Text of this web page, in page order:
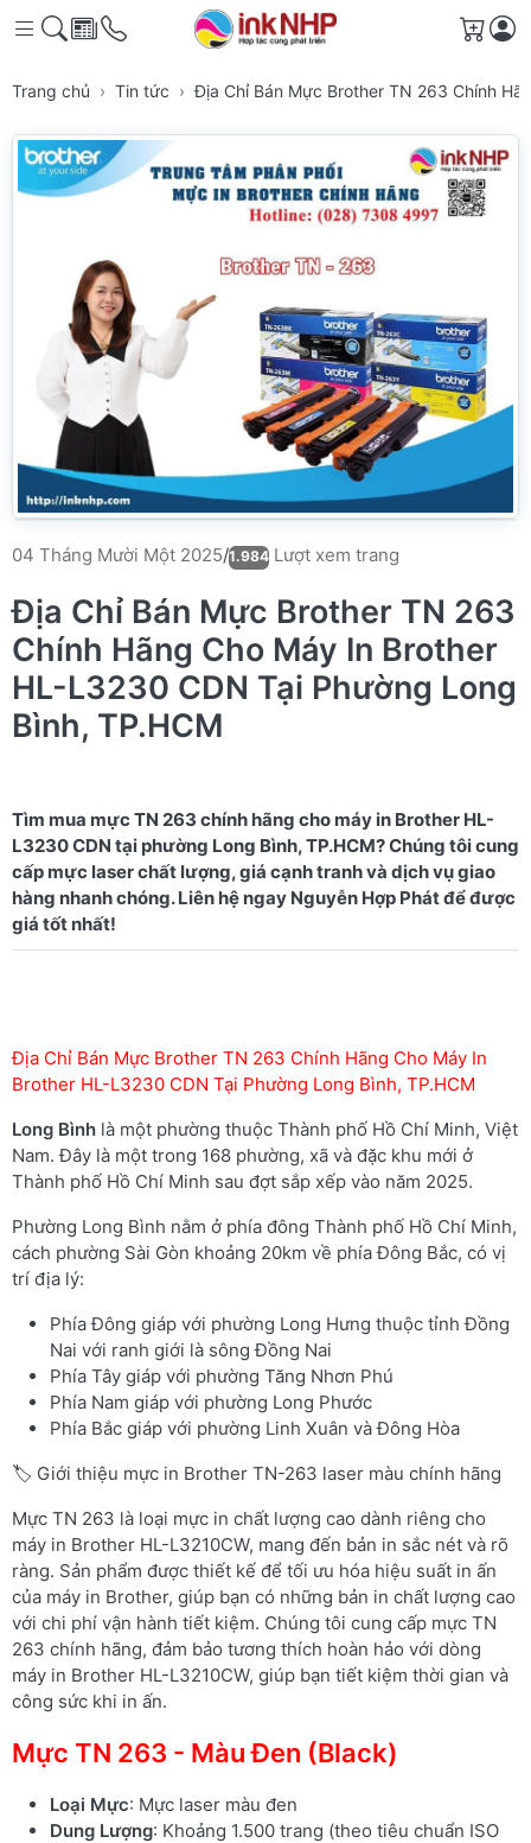
Giỏ
Trang chủ Tin tức Địa Chỉ Bán Mực Brother TN 263 Chính
04 Tháng Mười Một 2025/1.984 Lượt xem trang
Địa Chỉ Bán Mực Brother TN 263
Chính Hãng Cho Máy In Brother
HL-L3230 CDN Tại Phường Long
Bình, TP.HCM
Tìm mua mực TN 263 chính hãng cho máy in Brother HL-
L3230 CDN tại phường Long Bình, TP.HCM? Chúng tôi cung
cấp mực laser chất lượng, giá cạnh tranh và dịch vụ giao
hàng nhanh chóng. Liên hệ ngay Nguyễn Hợp Phát để được
Địa Chỉ Bán Mực Brother TN 263 Chính Hãng Cho Máy In
Brother HL-L3230 CDN Tại Phường Long Bình, TP.HCM
Long Bình là một phường thuộc Thành phố Hồ Chí Minh, Việt
Nam. Đây là một trong 168 phường, xã và đặc khu mới ở
Thành phố Hồ Chí Minh sau đợt sắp xếp vào năm 2025.
Phường Long Bình nằm ở phía đông Thành phố Hồ Chí Minh,
cách phường Sài Gòn khoảng 20km về phía Đông Bắc, có vị
trí địa lý:
Phía Đông giáp với phường Long Hưng thuộc tỉnh Đồng
Nai với ranh giới là sông Đồng Nai
Phía Tây giáp với phường Tăng Nhơn Phú
Phía Nam giáp với phường Long Phước
Phía Bắc giáp với phường Linh Xuân và Đông Hòa
🏷️ Giới thiệu mực in Brother TN-263 laser màu chính hãng
Mực TN 263 là loại mực in chất lượng cao dành riêng cho
máy in Brother HL-L3210CW, mang đến bản in sắc nét và rõ
ràng. Sản phẩm được thiết kế để tối ưu hóa hiệu suất in ấn
của máy in Brother, giúp bạn có những bản in chất lượng cao
với chi phí vận hành tiết kiệm. Chúng tôi cung cấp mực TN
263 chính hãng, đảm bảo tương thích hoàn hảo với dòng
máy in Brother HL-L3210CW, giúp bạn tiết kiệm thời gian và
công sức khi in ấn.
Mực TN 263 - Màu Đen (Black)
Loại Mực: Mực laser màu đen
Dung Lượng: Khoảng 1.500 trang (theo tiêu chuẩn ISO